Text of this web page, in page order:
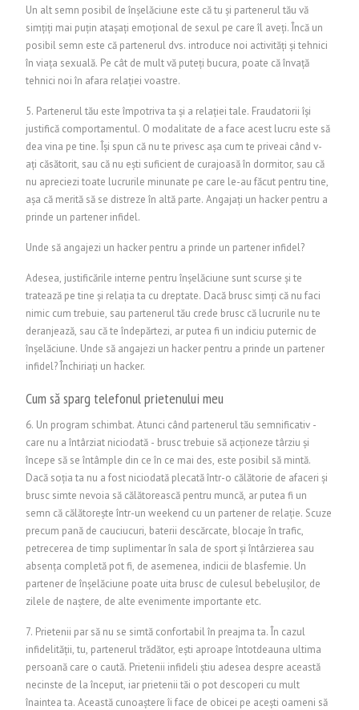
Un alt semn posibil de înșelăciune este că tu și partenerul tău vă
simțiți mai puțin atașați emoțional de sexul pe care îl aveți. Încă un
posibil semn este că partenerul dvs. introduce noi activități și tehnici
în viața sexuală. Pe cât de mult vă puteți bucura, poate că învață
tehnici noi în afara relației voastre.
5. Partenerul tău este împotriva ta și a relației tale. Fraudatorii își
justifică comportamentul. O modalitate de a face acest lucru este să
dea vina pe tine. Își spun că nu te privesc așa cum te priveai când v-
ați căsătorit, sau că nu ești suficient de curajoasă în dormitor, sau că
nu apreciezi toate lucrurile minunate pe care le-au făcut pentru tine,
așa că merită să se distreze în altă parte.Angajați un hacker pentru a
prinde un partener infidel.
Unde să angajezi un hacker pentru a prinde un partener infidel?
Adesea, justificările interne pentru înșelăciune sunt scurse și te
tratează pe tine și relația ta cu dreptate. Dacă brusc simți că nu faci
nimic cum trebuie, sau partenerul tău crede brusc că lucrurile nu te
deranjează, sau că te îndepărtezi, ar putea fi un indiciu puternic de
înșelăciune. Unde să angajezi un hacker pentru a prinde un partener
infidel?Închiriați un hacker.
Cum să sparg telefonul prietenului meu
6. Un program schimbat. Atunci când partenerul tău semnificativ -
care nu a întârziat niciodată - brusc trebuie să acționeze târziu și
începe să se întâmple din ce în ce mai des, este posibil să mintă.
Dacă soția ta nu a fost niciodată plecată într-o călătorie de afaceri și
brusc simte nevoia să călătorească pentru muncă, ar putea fi un
semn că călătorește într-un weekend cu un partener de relație. Scuze
precum pană de cauciucuri, baterii descărcate, blocaje în trafic,
petrecerea de timp suplimentar în sala de sport și întârzierea sau
absența completă pot fi, de asemenea, indicii de blasfemie. Un
partener de înșelăciune poate uita brusc de culesul bebelușilor, de
zilele de naștere, de alte evenimente importante etc.
7. Prietenii par să nu se simtă confortabil în preajma ta. În cazul
infidelității, tu, partenerul trădător, ești aproape întotdeauna ultima
persoană care o caută. Prietenii infideli știu adesea despre această
necinste de la început, iar prietenii tăi o pot descoperi cu mult
înaintea ta. Această cunoaștere îi face de obicei pe acești oameni să